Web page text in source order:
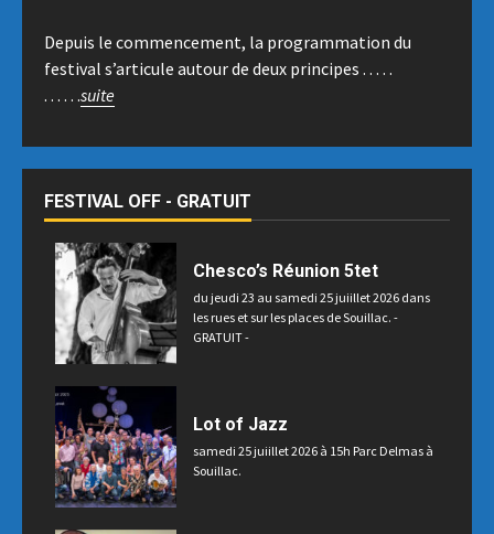
Depuis le commencement, la programmation du
festival s’articule autour de deux principes . . . . .
. . . . . .suite
FESTIVAL OFF - GRATUIT
Chesco’s Réunion 5tet
du jeudi 23 au samedi 25 juiillet 2026 dans
les rues et sur les places de Souillac. -
GRATUIT -
Lot of Jazz
samedi 25 juiillet 2026 à 15h Parc Delmas à
Souillac.